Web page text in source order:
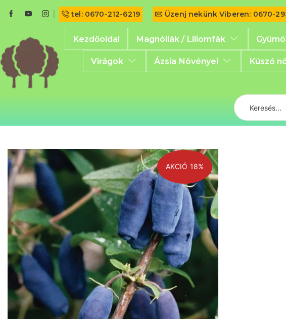
tel: 0670-212-6219 Üzenj nekünk Viberen: 0670-
Kezdőoldal Magnóliák / Liliomfák
Virágok Ázsia Növényei Kúszó
AKCIÓ 18%